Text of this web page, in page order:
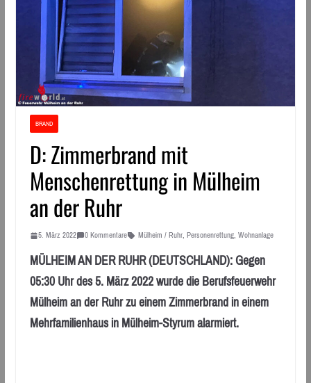
BRAND
D: Zimmerbrand mit
Menschenrettung in Mülheim
an der Ruhr
5. März 2022 0 Kommentare Mülheim / Ruhr, Personenrettung, Wohnanlage
MÜLHEIM AN DER RUHR (DEUTSCHLAND): Gegen
05:30 Uhr des 5. März 2022 wurde die Berufsfeuerwehr
Mülheim an der Ruhr zu einem Zimmerbrand in einem
Mehrfamilienhaus in Mülheim-Styrum alarmiert.